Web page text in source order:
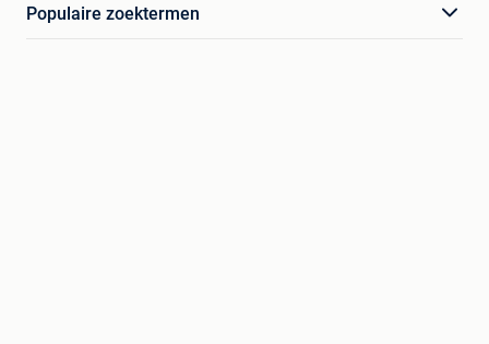
Populaire zoektermen